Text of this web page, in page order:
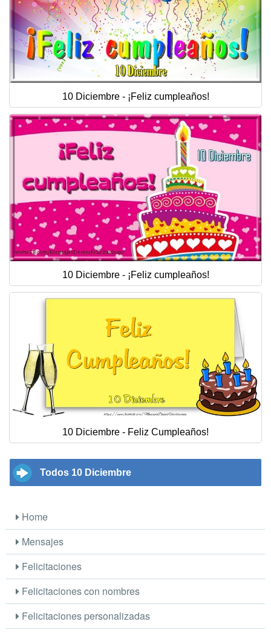
10 Diciembre - ¡Feliz cumpleaños!
10 Diciembre - ¡Feliz cumpleaños!
10 Diciembre - Feliz Cumpleaños!
Todos 10 Diciembre
Home
Mensajes
Felicitaciones
Felicitaciones con nombres
Felicitaciones personalizadas